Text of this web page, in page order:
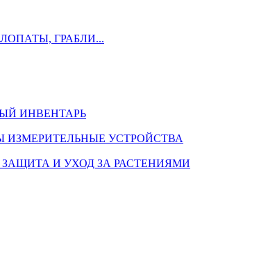
ГРАБЛИ...
ИНВЕНТАРЬ
ИЗМЕРИТЕЛЬНЫЕ УСТРОЙСТВА
ЗАЩИТА И УХОД ЗА РАСТЕНИЯМИ